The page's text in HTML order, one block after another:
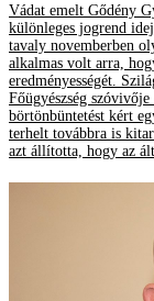
Vádat emelt Gődény
különleges jogrend
tavaly novemberben
alkalmas volt arra,
eredményességét.
Főügyészség
börtönbüntetést kért
terhelt továbbra is
azt állította, hogy az